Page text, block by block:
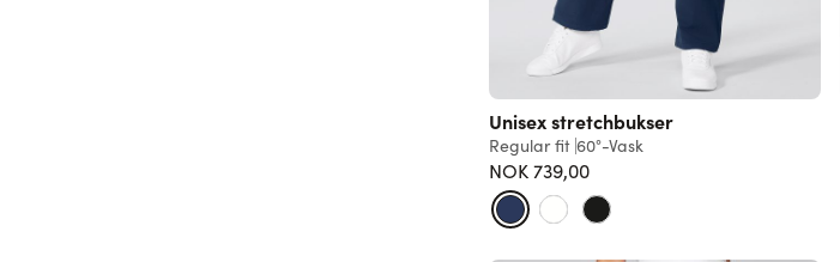
Unisex stretchbukser
Regular fit 60°-Vask
NOK 739,00